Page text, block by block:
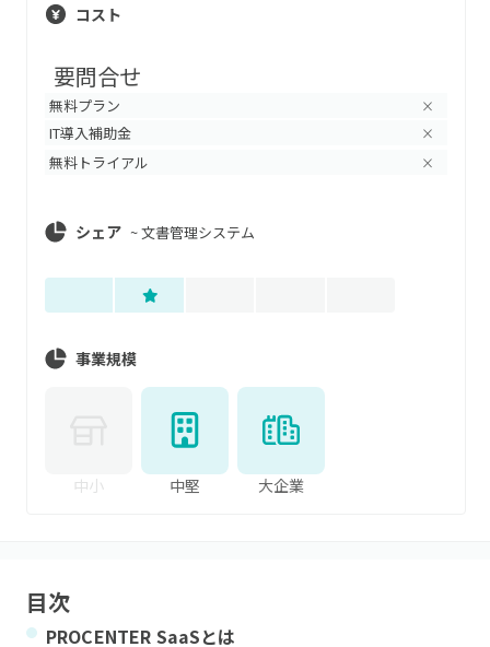
コスト
要問合せ
無料プラン ×
IT導入補助金 ×
無料トライアル ×
シェア ~文書管理システム
事業規模
中小 中堅 大企業
目次
PROCENTER SaaSとは